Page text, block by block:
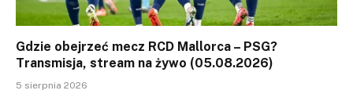
Gdzie obejrzeć mecz RCD Mallorca – PSG?
Transmisja, stream na żywo (05.08.2026)
5 sierpnia 2026